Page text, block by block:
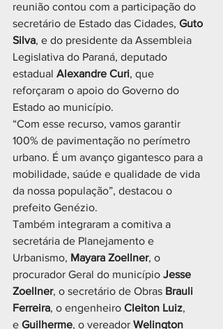
reunião contou com a participação do
secretário de Estado das Cidades, Guto
Silva, e do presidente da Assembleia
Legislativa do Paraná, deputado
estadual Alexandre Curi, que
reforçaram o apoio do Governo do
Estado ao município.
“Com esse recurso, vamos garantir
100% de pavimentação no perímetro
urbano. É um avanço gigantesco para a
mobilidade, saúde e qualidade de vida
da nossa população”, destacou o
prefeito Genézio.
Também integraram a comitiva a
secretária de Planejamento e
Urbanismo, Mayara Zoellner, o
procurador Geral do município Jesse
Zoellner, o secretário de Obras Brauli
Ferreira, o engenheiro Cleiton Luiz,
e Guilherme, o vereador Welington